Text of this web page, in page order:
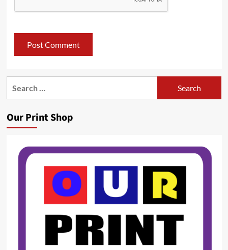
Our Print Shop